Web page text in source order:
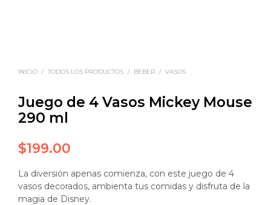
INICIO / TODOS LOS PRODUCTOS / BEBER / VASOS
Juego de 4 Vasos Mickey Mouse
290 ml
$199.00
La diversión apenas comienza, con este juego de 4
vasos decorados, ambienta tus comidas y disfruta de la
magia de Disney.